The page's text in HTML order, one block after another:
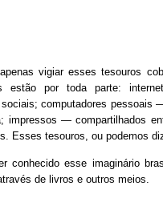
vigiar esses tesouros
estão por toda parte:
computadores
impressos — compartilhados
Esses tesouros, ou podemos
conhecido esse imaginário
de livros e outros meios.